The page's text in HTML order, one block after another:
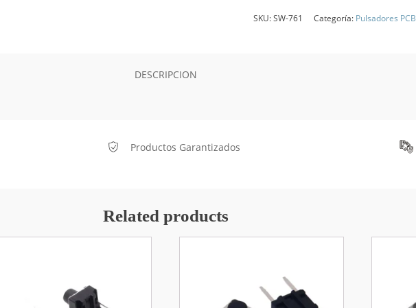
SKU:SW-761 Categoría: Pulsadores PCB
DESCRIPCION
Productos Garantizados
Related products